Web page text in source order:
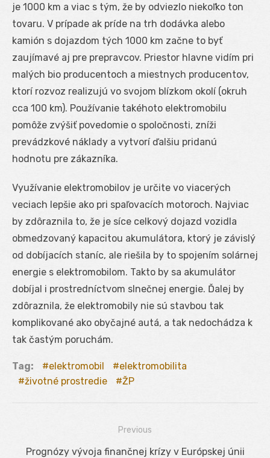
je 1000 km a viac s tým, že by odviezlo niekoľko ton
tovaru. V prípade ak príde na trh dodávka alebo
kamión s dojazdom tých 1000 km začne to byť
zaujímavé aj pre prepravcov. Priestor hlavne vidím pri
malých bio producentoch a miestnych producentov,
ktorí rozvoz realizujú vo svojom blízkom okolí (okruh
cca 100 km). Používanie takéhoto elektromobilu
pomôže zvýšiť povedomie o spoločnosti, zníži
prevádzkové náklady a vytvorí ďalšiu pridanú
hodnotu pre zákazníka.
Využívanie elektromobilov je určite vo viacerých
veciach lepšie ako pri spaľovacích motoroch. Najviac
by zdôraznila to, že je síce celkový dojazd vozidla
obmedzovaný kapacitou akumulátora, ktorý je závislý
od dobíjacích staníc, ale riešila by to spojením solárnej
energie s elektromobilom. Takto by sa akumulátor
dobíjal i prostredníctvom slnečnej energie. Ďalej by
zdôraznila, že elektromobily nie sú stavbou tak
komplikované ako obyčajné autá, a tak nedochádza k
tak častým poruchám.
Tag: elektromobil
elektromobilita
životné prostredie
ŽP
Navigácia
Previous
Previous
Prognózy vývoja finančnej krízy v Európskej únii